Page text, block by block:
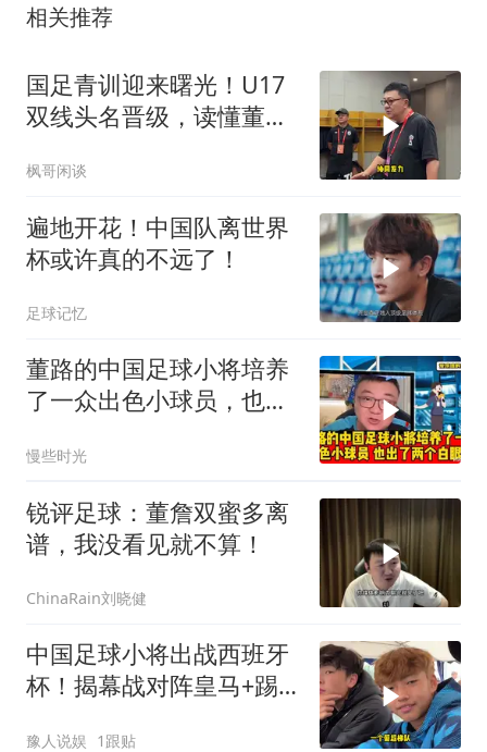
相关推荐
国足青训迎来曙光！U17
双线头名晋级，读懂董路
枫哥闲谈
遍地开花！中国队离世界
杯或许真的不远了！
足球记忆
董路的中国足球小将培养
了一众出色小球员，也出
慢些时光
锐评足球：董詹双蜜多离
谱，我没看见就不算！
ChinaRain刘晓健
中国足球小将出战西班牙
杯！揭幕战对阵皇马+踢
豫人说娱 1跟贴